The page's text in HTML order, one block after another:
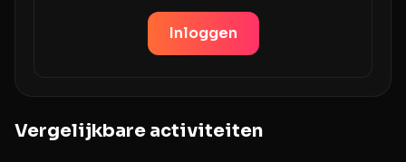
Inloggen
Vergelijkbare activiteiten